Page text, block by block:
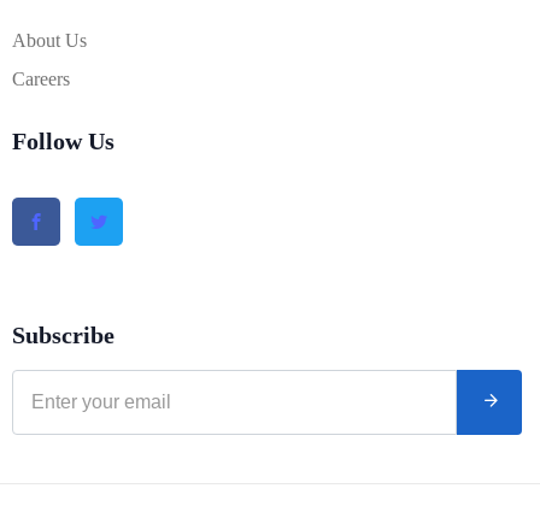
About Us
Careers
Follow Us
Subscribe